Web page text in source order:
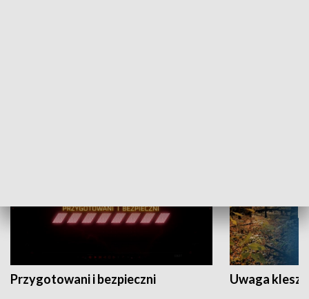
Przygotowani i bezpieczni Uwaga